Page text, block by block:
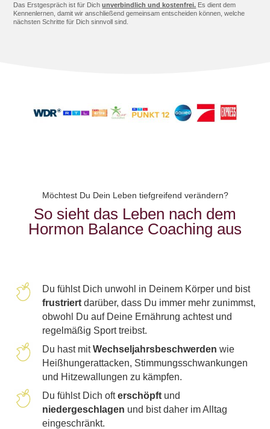
Das Erstgespräch ist für Dichunverbindlich und kostenfrei. Es dient dem
Kennenlernen, damit wir anschließend gemeinsam entscheiden können, welche
nächsten Schritte für Dich sinnvoll sind.
Möchtest Du Dein Leben tiefgreifend verändern?
So sieht das Leben nach dem
Hormon Balance Coaching aus
Du fühlst Dich unwohl in Deinem Körper und bist
frustriertdarüber, dass Du immer mehr zunimmst,
obwohl Du auf Deine Ernährung achtest und
regelmäßig Sport treibst.
Du hast mitWechseljahrsbeschwerden wie
Heißhungerattacken, Stimmungsschwankungen
und Hitzewallungen zu kämpfen.
Du fühlst Dich ofterschöpftund
niedergeschlagen und bist daher im Alltag
eingeschränkt.